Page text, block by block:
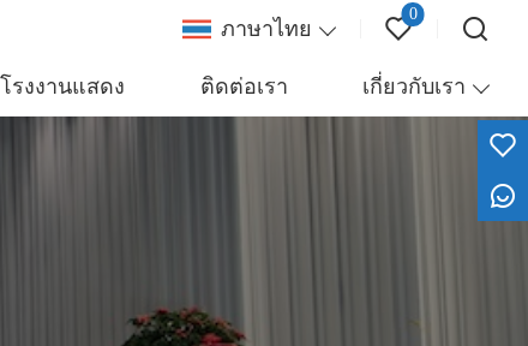
ภาษาไทย
0
โรงงานแสดง ติดต่อเรา เกี่ยวกับเรา